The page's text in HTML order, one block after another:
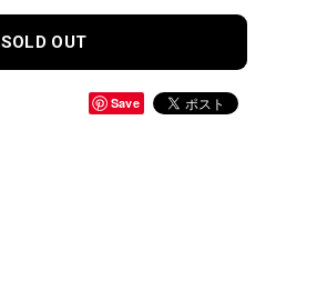
SOLD OUT
Save